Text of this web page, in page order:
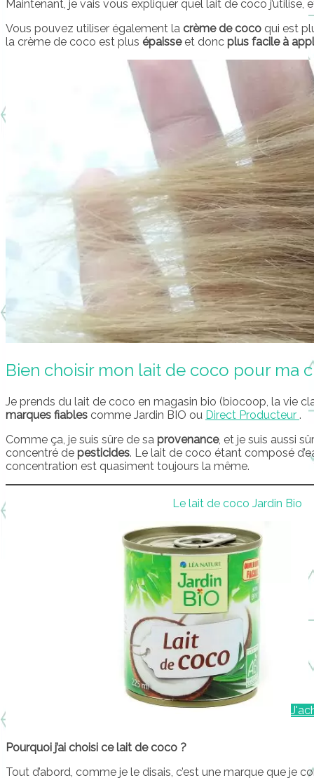
Maintenant, je vais vous expliquer quel lait de coco j’utilise,
Vous pouvez utiliser également la crème de coco qui est
la crème de coco est plus épaisseet donc plus facile à
Bien choisir mon lait de coco pour ma
Je prends du lait de coco en magasin bio (biocoop, la vie
marques fiables comme Jardin BIO ou Direct Producteur .
Comme ça, je suis sûre de sa provenance, et je suis aussi
concentré de pesticides. Le lait de coco étant composé
concentration est quasiment toujours la même.
Le lait de coco Jardin Bio
Pourquoi j’ai choisi ce lait de coco ?
Tout d’abord, comme je le disais, c’est une marque que je